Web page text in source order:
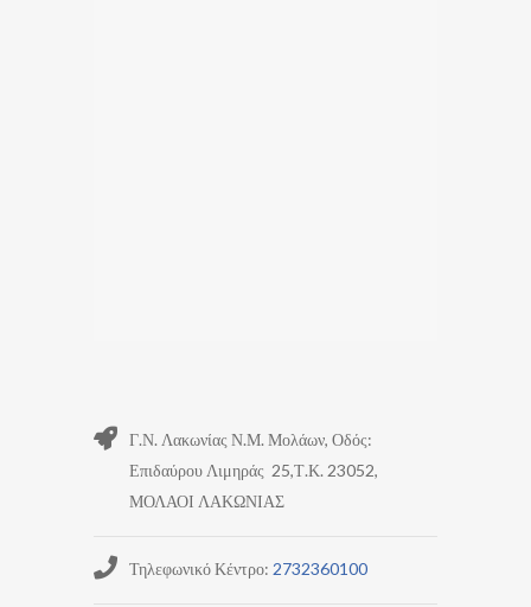
Γ.Ν. Λακωνίας Ν.Μ. Μολάων, Οδός:
Επιδαύρου Λιμηράς 25,Τ.Κ. 23052,
ΜΟΛΑΟΙ ΛΑΚΩΝΙΑΣ
Τηλεφωνικό Κέντρο: 2732360100